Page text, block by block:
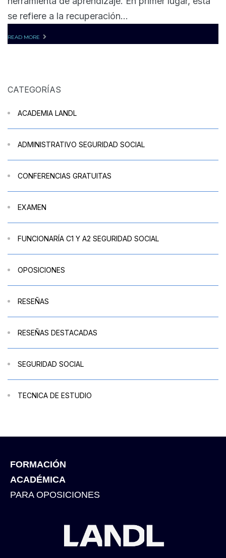
se refiere a la recuperación...
READ MORE
CATEGORÍAS
ACADEMIA LANDL
ADMINISTRATIVO SEGURIDAD SOCIAL
CONFERENCIAS GRATUITAS
EXAMEN
FUNCIONARÍA C1 Y A2 SEGURIDAD SOCIAL
OPOSICIONES
RESEÑAS
RESEÑAS DESTACADAS
SEGURIDAD SOCIAL
TECNICA DE ESTUDIO
FORMACIÓN
ACADÉMICA
PARA OPOSICIONES